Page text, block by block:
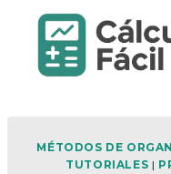
Saltar
contenido
MÉTODOS DE
TUTORIALES |